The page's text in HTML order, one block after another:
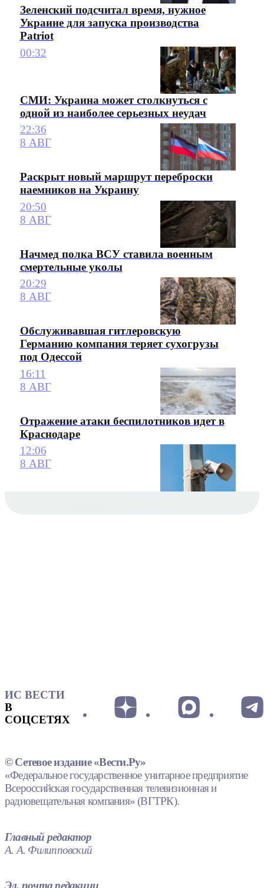
Зеленский подсчитал время, нужное
Украине для запуска производства
Patriot
00:32
СМИ: Украина может столкнуться с
одной из наиболее серьезных неудач
22:36
8 АВГ
Раскрыт новый маршрут переброски
наемников на Украину
20:50
8 АВГ
Начмед полка ВСУ ставила военным
смертельные уколы
20:29
8 АВГ
Обслуживавшая гитлеровскую
Германию компания теряет сухогрузы
под Одессой
16:11
8 АВГ
Отражение атаки беспилотников идет в
Краснодаре
12:06
8 АВГ
ИС ВЕСТИ
В
СОЦСЕТЯХ
© Сетевое издание «Вести.Ру»
«Федеральное государственное унитарное предприятие
Всероссийская государственная телевизионная и
радиовещательная компания» (ВГТРК).
Главный редактор
А. А. Филипповский
Эл. почта редакции